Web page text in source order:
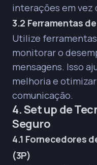
interações em vez
3.2 Ferramentas
Utilize
monitorar o
mensagens. Isso
melhoria e
comunicação.
4. Set up de
Seguro
4.1 Fornecedores
(3P)